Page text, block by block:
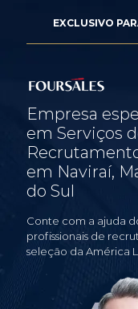
EXCLUSIVO
Empresa
em Serviços
em Naviraí,
do Sul
Conte com a ajuda
profissionais de
seleção da América